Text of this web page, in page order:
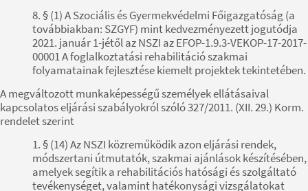
8. § (1) A Szociális és Gyermekvédelmi Főigazgatóság (a
továbbiakban: SZGYF) mint kedvezményezett jogutódja
2021. január 1-jétől az NSZI az EFOP-1.9.3-VEKOP-17-2017-
00001 A foglalkoztatási rehabilitáció szakmai
folyamatainak fejlesztése kiemelt projektek tekintetében.
A megváltozott munkaképességű személyek ellátásaival
kapcsolatos eljárási szabályokról szóló 327/2011. (XII. 29.) Korm.
rendelet szerint
1. § (14) Az NSZI közreműködik azon eljárási rendek,
módszertani útmutatók, szakmai ajánlások készítésében,
amelyek segítik a rehabilitációs hatósági és szolgáltató
tevékenységet, valamint hatékonysági vizsgálatokat